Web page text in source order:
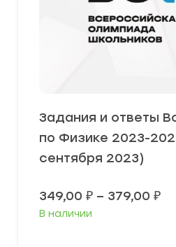
Задания и ответы
по Физике 2023-
сентября 2023)
349,00 ₽ – 379,00 ₽
В наличии